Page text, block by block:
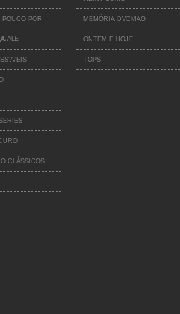
POR
CLÁSSICOS
MEMÓRIA DVDMAG
ONTEM E HOJE
TOPS